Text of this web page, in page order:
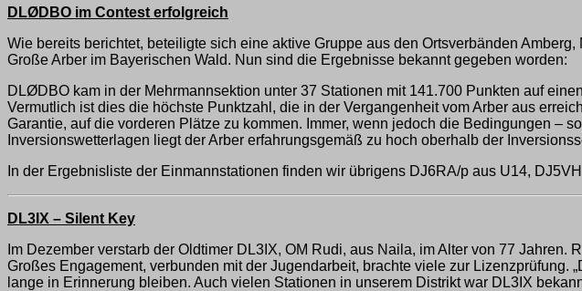
DLØDBO im Contest erfolgreich
Wie bereits berichtet, beteiligte sich eine aktive Gruppe aus den Ortsverbänden
Große Arber im Bayerischen Wald. Nun sind die Ergebnisse bekannt gegeben worden:
DLØDBO kam in der Mehrmannsektion unter 37 Stationen mit 141.700 Punkten auf
Vermutlich ist dies die höchste Punktzahl, die in der Vergangenheit vom Arber aus
Garantie, auf die vorderen Plätze zu kommen. Immer, wenn jedoch die Bedingungen –
Inversionswetterlagen liegt der Arber erfahrungsgemäß zu hoch oberhalb der
In der Ergebnisliste der Einmannstationen finden wir übrigens DJ6RA/p aus U14,
DL3IX – Silent Key
Im Dezember verstarb der Oldtimer DL3IX, OM Rudi, aus Naila, im Alter von 77
Großes Engagement, verbunden mit der Jugendarbeit, brachte viele zur
lange in Erinnerung bleiben. Auch vielen Stationen in unserem Distrikt war DL3IX